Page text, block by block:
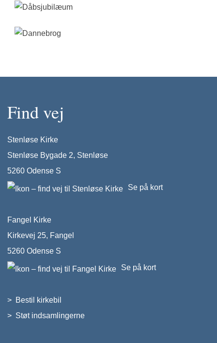
Find vej
Stenløse Kirke
Stenløse Bygade 2, Stenløse
5260 Odense S
Se på kort
Fangel Kirke
Kirkevej 25, Fangel
5260 Odense S
Se på kort
> Bestil kirkebil
> Støt indsamlingerne